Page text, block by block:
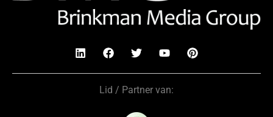
Lid / Partner van: